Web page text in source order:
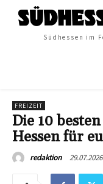
Südhessen im
FREIZEIT
Die 10
Hessen für
redaktion 29.07.2026